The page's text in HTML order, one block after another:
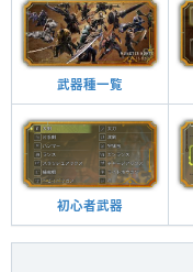
武器種一覧
初心者武器